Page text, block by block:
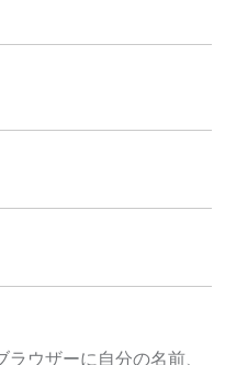
ウザーに自分の名前、